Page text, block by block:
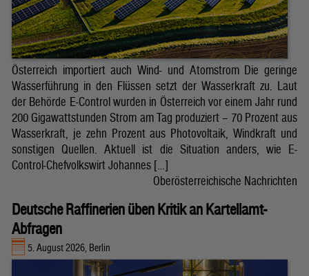
Österreich importiert auch Wind- und Atomstrom Die geringe
Wasserführung in den Flüssen setzt der Wasserkraft zu. Laut
der Behörde E-Control wurden in Österreich vor einem Jahr rund
200 Gigawattstunden Strom am Tag produziert – 70 Prozent aus
Wasserkraft, je zehn Prozent aus Photovoltaik, Windkraft und
sonstigen Quellen. Aktuell ist die Situation anders, wie E-
Control-Chefvolkswirt Johannes […]
Oberösterreichische Nachrichten
Deutsche Raffinerien üben Kritik an Kartellamt-
Abfragen
5. August 2026, Berlin